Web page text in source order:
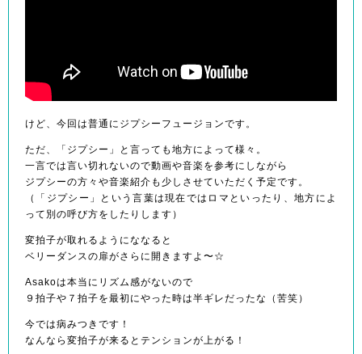
けど、今回は普通にジプシーフュージョンです。
ただ、「ジプシー」と言っても地方によって様々。
一言では言い切れないので動画や音楽を参考にしながら
ジプシーの方々や音楽紹介も少しさせていただく予定です。
（「ジプシー」という言葉は現在ではロマといったり、地方によ
って別の呼び方をしたりします）
変拍子が取れるようにななると
ベリーダンスの扉がさらに開きますよ〜☆
Asakoは本当にリズム感がないので
９拍子や７拍子を最初にやった時は半ギレだったな（苦笑）
今では病みつきです！
なんなら変拍子が来るとテンションが上がる！